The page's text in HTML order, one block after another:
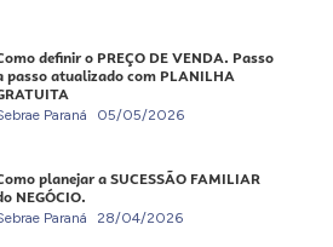
definir o PREÇO DE VENDA. Passo
passo atualizado com PLANILHA
Paraná 05/05/2026
planejar a SUCESSÃO FAMILIAR
NEGÓCIO.
Paraná 28/04/2026